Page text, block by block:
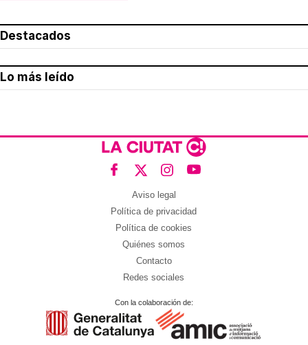
Destacados
Lo más leído
Aviso legal
Política de privacidad
Política de cookies
Quiénes somos
Contacto
Redes sociales
Con la colaboración de: